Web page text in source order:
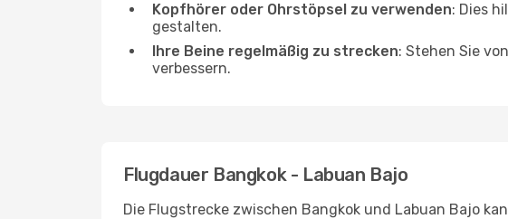
Kopfhörer oder Ohrstöpsel zu verwenden: Dies
gestalten.
Ihre Beine regelmäßig zu strecken: Stehen Sie
verbessern.
Flugdauer Bangkok - Labuan Bajo
Die Flugstrecke zwischen Bangkok und Labuan Bajo